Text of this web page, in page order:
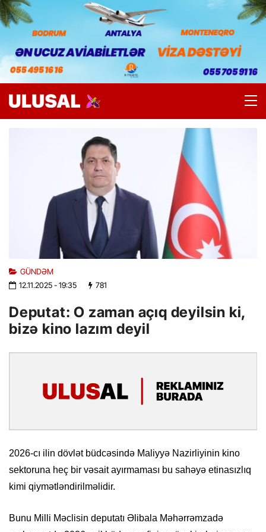
GÜNDƏM
12.11.2025- 19:35 781
Deputat: O zaman açıq deyilsin ki,
bizə kino lazım deyil
2026-cı ilin dövlət büdcəsində Maliyyə Nazirliyinin kino
sektoruna heç bir vəsait ayırmaması bu sahəyə etinasızlıq
kimi qiymətləndirilməlidir.
Bunu Milli Məclisin deputatı Əlibala Məhərrəmzadə